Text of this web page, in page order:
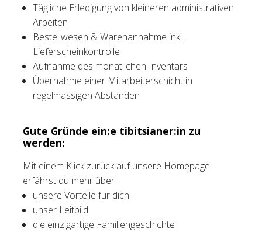
Tägliche Erledigung von kleineren administrativen
Arbeiten
Bestellwesen & Warenannahme inkl.
Lieferscheinkontrolle
Aufnahme des monatlichen Inventars
Übernahme einer Mitarbeiterschicht in
regelmässigen Abständen
Gute Gründe ein:e tibitsianer:in zu
werden:
Mit einem Klick zurück auf unsere Homepage
erfährst du mehr über
unsere Vorteile für dich
unser Leitbild
die einzigartige Familiengeschichte